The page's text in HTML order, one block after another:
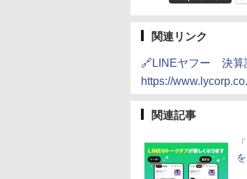
関連リンク
🔗LINEヤフー 決算
https://
関連記事